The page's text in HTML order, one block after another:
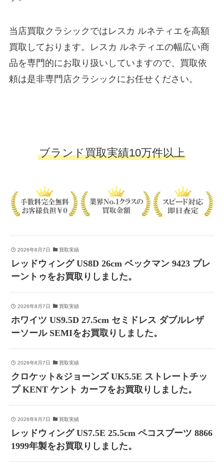
当店買取クラシックではレスカ ルネティエを高額
買取しております。レスカ ルネティエの幅広い商
品を専門的にお取り扱いしていますので、買取依
頼は是非専門店クラシックにお任せください。
ブランド買取実績10万件以上
2026年8月7日 買取実績
レッドウィング US8D 26cm ベックマン 9423 プレ
ーントゥをお買取りしました。
2026年8月7日 買取実績
ホワイツ US9.5D 27.5cm セミドレス ダブルレザ
ーソール SEMIをお買取りしました。
2026年8月7日 買取実績
クロケット&ジョーンズ UK5.5E ストレートチッ
プ KENT ケント カーフをお買取りしました。
2026年8月7日 買取実績
レッドウィング US7.5E 25.5cm ペコスブーツ 8866
1999年製をお買取りしました。